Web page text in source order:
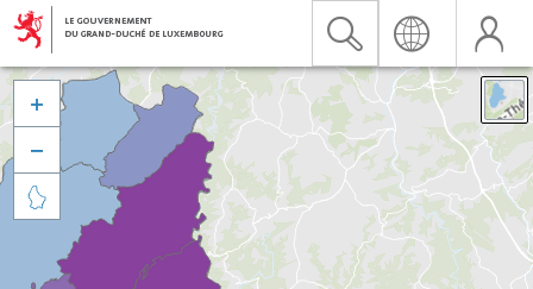


